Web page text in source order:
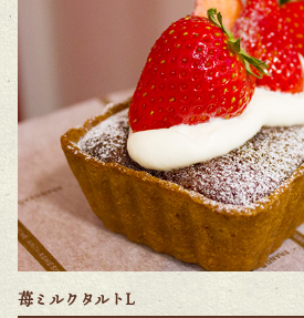
苺ミルクタルトL